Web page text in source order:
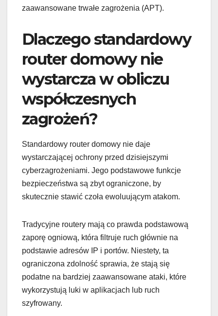
zaawansowane trwałe zagrożenia (APT).
Dlaczego standardowy
router domowy nie
wystarcza w obliczu
współczesnych
zagrożeń?
Standardowy router domowy nie daje
wystarczającej ochrony przed dzisiejszymi
cyberzagrożeniami. Jego podstawowe funkcje
bezpieczeństwa są zbyt ograniczone, by
skutecznie stawić czoła ewoluującym atakom.
Tradycyjne routery mają co prawda podstawową
zaporę ogniową, która filtruje ruch głównie na
podstawie adresów IP i portów. Niestety, ta
ograniczona zdolność sprawia, że stają się
podatne na bardziej zaawansowane ataki, które
wykorzystują luki w aplikacjach lub ruch
szyfrowany.